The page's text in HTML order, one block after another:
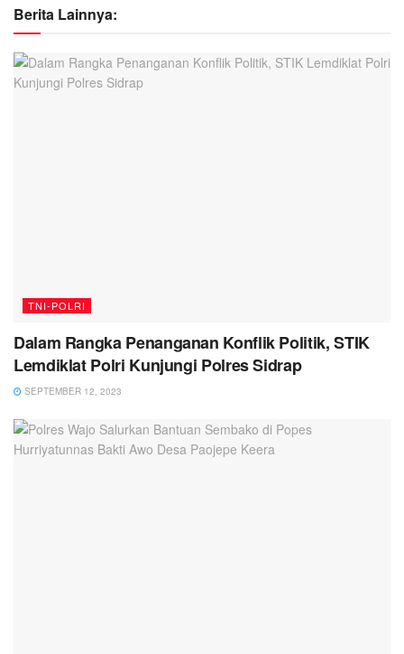
Berita Lainnya:
TNI-POLRI
Dalam Rangka Penanganan Konflik Politik, STIK
Lemdiklat Polri Kunjungi Polres Sidrap
SEPTEMBER 12, 2023